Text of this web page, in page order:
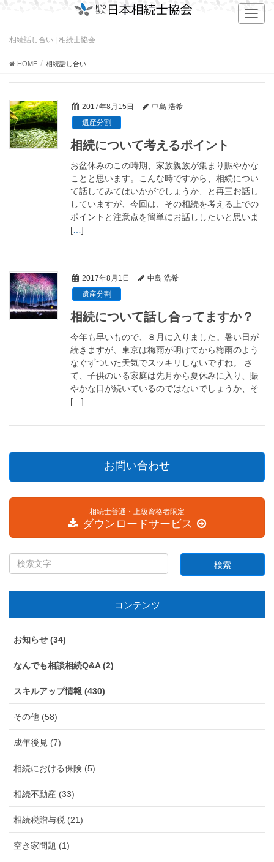
T
o
t
i
o
n
相続話し合い | 相続士協会
HOME 相続話し合い
2017年8月15日
中島 浩希
遺産分割
相続について考えるポイント
お盆休みのこの時期、家族親族が集まり賑やかな
ことと思います。こんな時ですから、相続につい
て話してみてはいかがでしょうか、と再三お話し
していますが、今回は、その相続を考える上での
ポイントと注意点を簡単にお話ししたいと思いま
[
]
2017年8月1日
中島 浩希
遺産分割
相続について話し合ってますか？
今年も早いもので、８月に入りました。暑い日が
続きますが、東京は梅雨が明けてから梅雨のよう
なぐずついた天気でスッキリしないですね。 さ
て、子供のいる家庭は先月から夏休みに入り、賑
やかな日が続いているのではないでしょうか、そ
[
]
お問い合わせ
相続士普通・上級資格者限定
ダウンロードサービス
コンテンツ
お知らせ (34)
なんでも相談相続Q&A (2)
スキルアップ情報 (430)
その他 (58)
成年後見 (7)
相続における保険 (5)
相続不動産 (33)
相続税贈与税 (21)
空き家問題 (1)